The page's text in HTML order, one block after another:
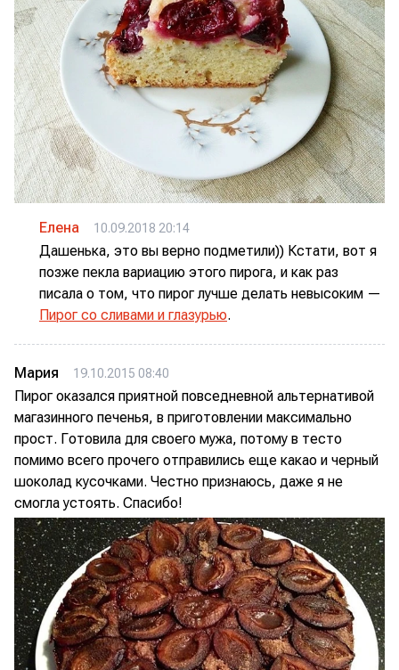
Елена 10.09.2018 20:14
Дашенька, это вы верно подметили)) Кстати, вот я
позже пекла вариацию этого пирога, и как раз
писала о том, что пирог лучше делать невысоким —
Пирог со сливами и глазурью.
Мария 19.10.2015 08:40
Пирог оказался приятной повседневной альтернативой
магазинного печенья, в приготовлении максимально
прост. Готовила для своего мужа, потому в тесто
помимо всего прочего отправились еще какао и черный
шоколад кусочками. Честно признаюсь, даже я не
смогла устоять. Спасибо!